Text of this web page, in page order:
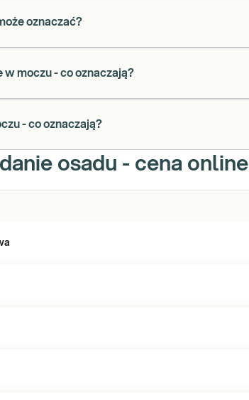
oznaczać?
w moczu - co oznaczają?
- co oznaczają?
osadu - cena online